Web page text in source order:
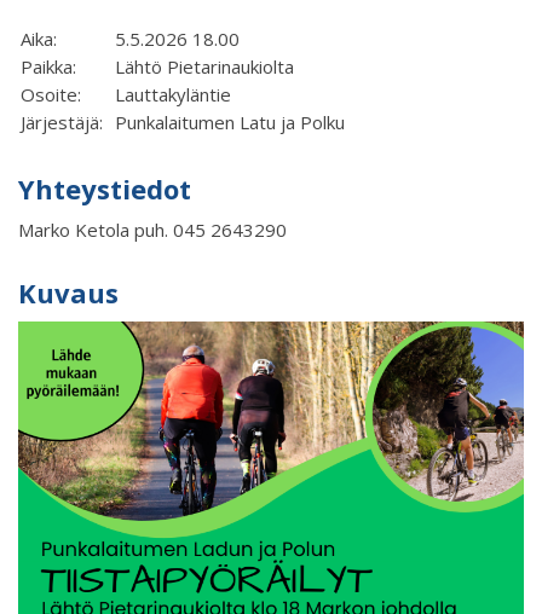
Aika:
5.5.2026 18.00
Paikka:
Lähtö Pietarinaukiolta
Osoite:
Lauttakyläntie
Järjestäjä: Punkalaitumen Latu ja Polku
Yhteystiedot
Marko Ketola puh. 045 2643290
Kuvaus